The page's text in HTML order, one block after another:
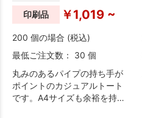
印刷品 ￥1,019 ~
200 個の場合 (税込)
最低ご注文数： 30 個
丸みのあるパイプの持ち手が
ポイントのカジュアルトート
です。A4サイズも余裕を持っ